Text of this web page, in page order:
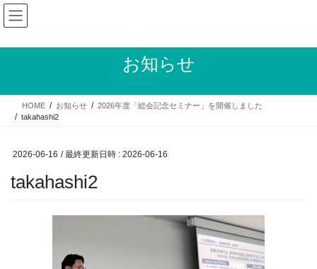
コ
ン
ン
ス
ナ
ビ
ー
ン
お知らせ
HOME お知らせ
2026年度「総会記念セミナー」を開催しました
takahashi2
2026-06-16 / 最終更新日時 : 2026-06-16
takahashi2